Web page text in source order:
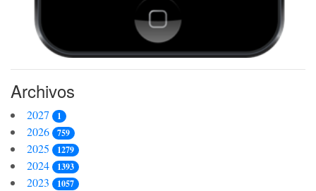
Archivos
2027 1
2026 759
2025 1279
2024 1393
2023 1057